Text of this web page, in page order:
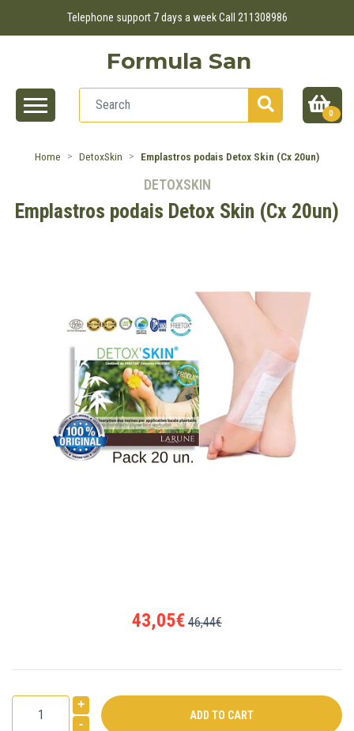
Telephone support 7 days a week Call 211308986
Formula San
0
Home DetoxSkin Emplastros podais Detox Skin (Cx 20un)
DETOXSKIN
Emplastros podais Detox Skin (Cx 20un)
43,05€ 46,44€
+
-